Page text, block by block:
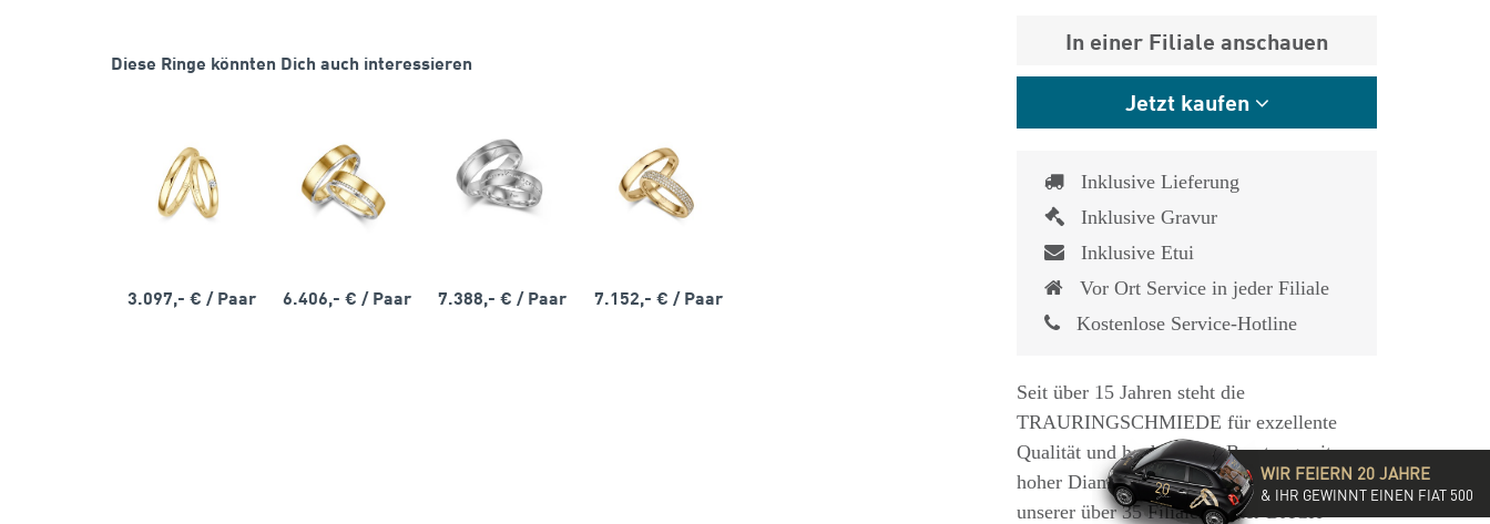
Diese Ringe könnten Dich auch interessieren
3.097,- € / Paar 6.406,- €/ Paar 7.388,- €/ Paar 7.152,- € / Paar
In einer Filiale anschauen
Jetzt kaufen
Inklusive Lieferung
Inklusive Gravur
Inklusive Etui
Vor Ort Service in jeder Filiale
Kostenlose Service-Hotline
Seit über 15 Jahren steht die
TRAURINGSCHMIEDE für exzellente
Qualität und hochwertige Beratung mit
hoher Diamantkompetenz. Besucht eine
unserer über 35 Filialen in der DACH-
WIR FEIERN 20 JAHRE
& IHR GEWINNT EINEN FIAT 500